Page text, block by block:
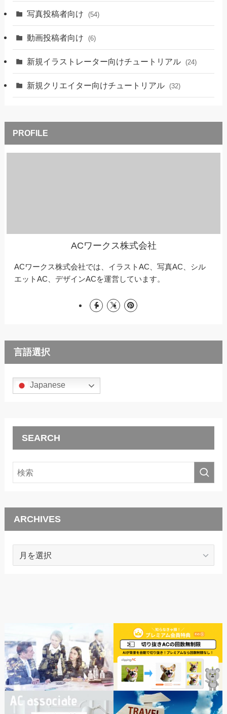
写真投稿者向け (54)
動画投稿者向け (6)
新規イラストレーター向けチュートリアル (24)
新規クリエイター向けチュートリアル (32)
ACワークス株式会社
ACワークス株式会社では、イラストAC、写真AC、シル
エットAC、デザインACを運営しています。
言語選択
Japanese
SEARCH
ARCHIVES
ARCHIVES